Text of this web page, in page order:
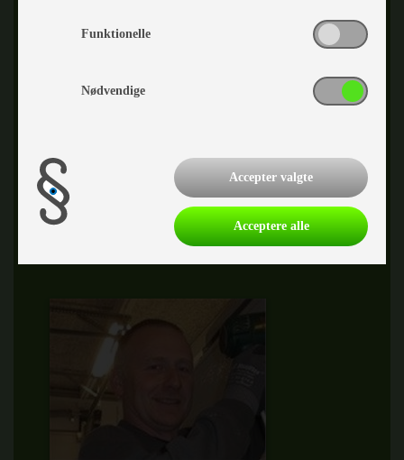
Caravantekniker
TELEFONNUMMER
55 70 00 20
Funktionelle
Nødvendige
Accepter valgte
Acceptere alle